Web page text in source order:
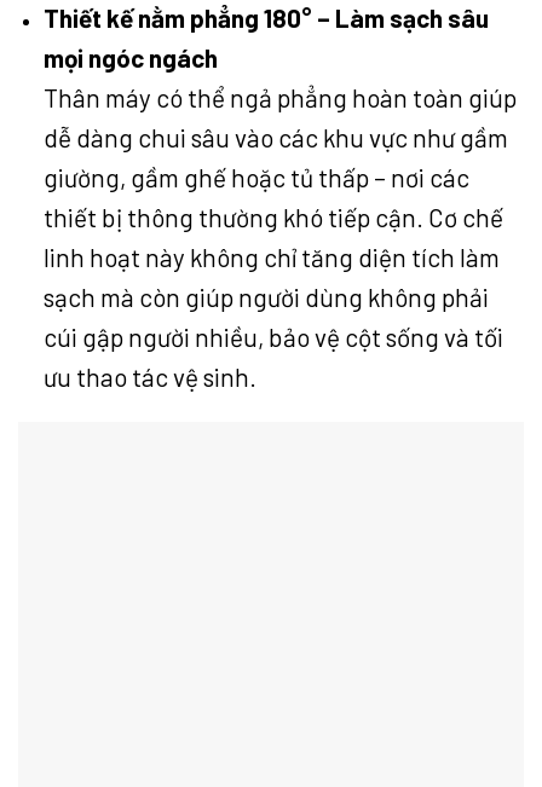
Thiết kế nằm phẳng 180° – Làm sạch sâu
mọi ngóc ngách
Thân máy có thể ngả phẳng hoàn toàn giúp
dễ dàng chui sâu vào các khu vực như gầm
giường, gầm ghế hoặc tủ thấp – nơi các
thiết bị thông thường khó tiếp cận. Cơ chế
linh hoạt này không chỉ tăng diện tích làm
sạch mà còn giúp người dùng không phải
cúi gập người nhiều, bảo vệ cột sống và tối
ưu thao tác vệ sinh.